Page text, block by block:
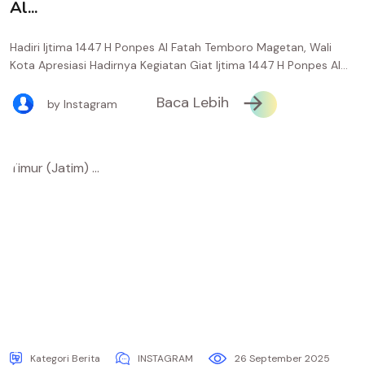
Al...
Hadiri Ijtima 1447 H Ponpes Al Fatah Temboro Magetan, Wali
Kota Apresiasi Hadirnya Kegiatan Giat Ijtima 1447 H Ponpes Al...
by Instagram Baca Lebih
Kategori Berita INSTAGRAM 26 September 2025